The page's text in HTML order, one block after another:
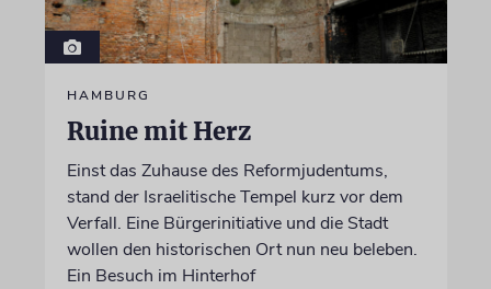
HAMBURG
Ruine mit Herz
Einst das Zuhause des Reformjudentums,
stand der Israelitische Tempel kurz vor dem
Verfall. Eine Bürgerinitiative und die Stadt
wollen den historischen Ort nun neu beleben.
Ein Besuch im Hinterhof